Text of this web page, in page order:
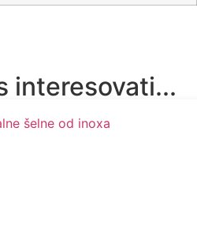
interesovati...